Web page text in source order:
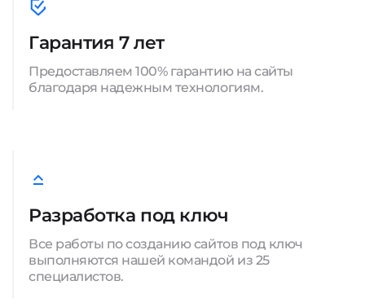
Гарантия 7 лет
Предоставляем 100% гарантию на сайты
благодаря надежным технологиям.
Разработка под ключ
Все работы по созданию сайтов под ключ
выполняются нашей командой из 25
специалистов.